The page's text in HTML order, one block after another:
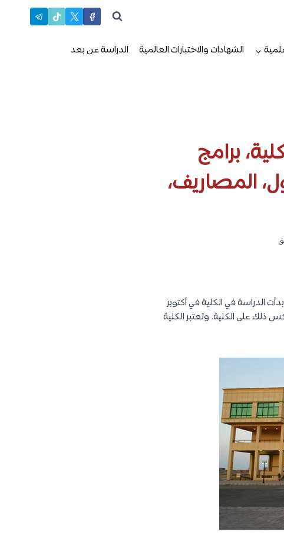
الشهادات والاختبارات العالمية الدراسة عن بعد
برامج
المصاريف،
الدراسة في الكلية في أكتوبر
ذلك على الكلية. وتعتبر الكلية